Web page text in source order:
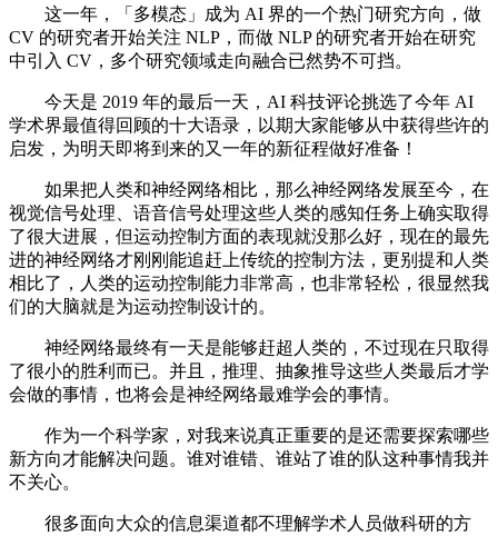
这一年，「多模态」成为 AI 界的一个热门研究方向，做
CV 的研究者开始关注 NLP，而做 NLP 的研究者开始在研究
中引入 CV，多个研究领域走向融合已然势不可挡。
今天是 2019 年的最后一天，AI 科技评论挑选了今年 AI
学术界最值得回顾的十大语录，以期大家能够从中获得些许的
启发，为明天即将到来的又一年的新征程做好准备！
如果把人类和神经网络相比，那么神经网络发展至今，在
视觉信号处理、语音信号处理这些人类的感知任务上确实取得
了很大进展，但运动控制方面的表现就没那么好，现在的最先
进的神经网络才刚刚能追赶上传统的控制方法，更别提和人类
相比了，人类的运动控制能力非常高，也非常轻松，很显然我
们的大脑就是为运动控制设计的。
神经网络最终有一天是能够赶超人类的，不过现在只取得
了很小的胜利而已。并且，推理、抽象推导这些人类最后才学
会做的事情，也将会是神经网络最难学会的事情。
作为一个科学家，对我来说真正重要的是还需要探索哪些
新方向才能解决问题。谁对谁错、谁站了谁的队这种事情我并
不关心。
很多面向大众的信息渠道都不理解学术人员做科研的方